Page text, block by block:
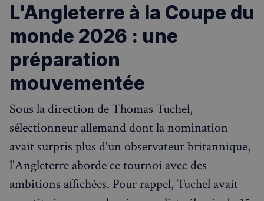
L'Angleterre à la Coupe du
monde 2026 : une
préparation
mouvementée
Sous la direction de Thomas Tuchel,
sélectionneur allemand dont la nomination
avait surpris plus d'un observateur britannique,
l'Angleterre aborde ce tournoi avec des
ambitions affichées. Pour rappel, Tuchel avait